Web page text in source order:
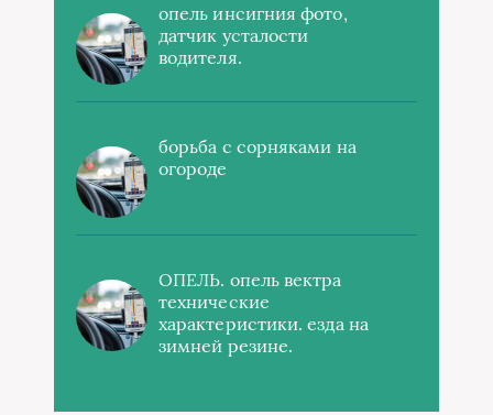
опель инсигния фото,
датчик усталости
водителя.
борьба с сорняками на
огороде
ОПЕЛЬ. опель вектра
технические
характеристики. езда на
зимней резине.